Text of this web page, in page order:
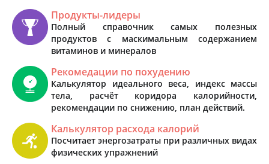
Продукты-лидеры
Полный справочник самых полезных
продуктов с маскимальным содержанием
витаминов и минералов
Рекомедации по похудению
Калькулятор идеального веса, индекс массы
тела, расчёт коридора калорийности,
рекомендации по снижению, план действий.
Калькулятор расхода калорий
Посчитает энергозатраты при различных видах
физических упражнений